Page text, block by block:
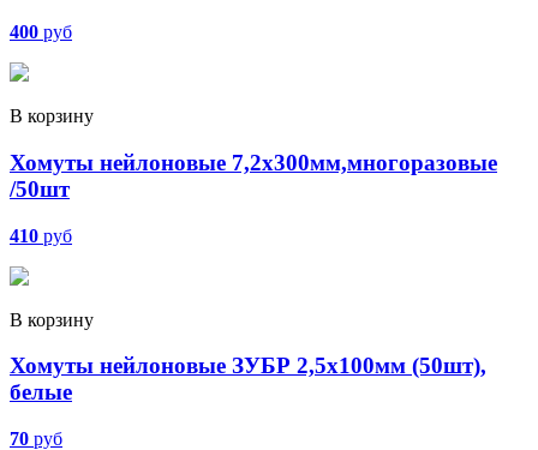
400 руб
В корзину
Хомуты нейлоновые 7,2х300мм,многоразовые
/50шт
410 руб
В корзину
Хомуты нейлоновые ЗУБР 2,5х100мм (50шт),
белые
70 руб